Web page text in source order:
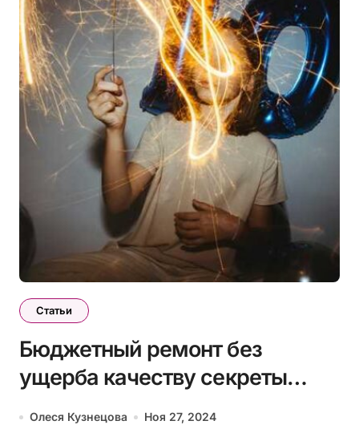
Статьи
Бюджетный ремонт без
ущерба качеству секреты
экономии
Олеся Кузнецова Ноя 27, 2024